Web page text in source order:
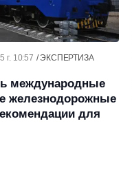
г. 10:57 ЭКСПЕРТИЗА
международные
железнодорожные
для